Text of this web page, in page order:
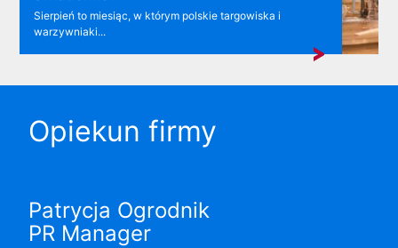
Sierpień to miesiąc, w którym polskie targowiska i
warzywniaki...
Opiekun firmy
Patrycja Ogrodnik
PR Manager